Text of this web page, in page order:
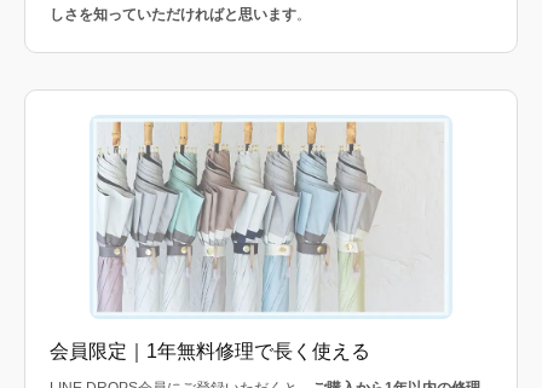
しさを知っていただければと思います。
会員限定｜1年無料修理で長く使える